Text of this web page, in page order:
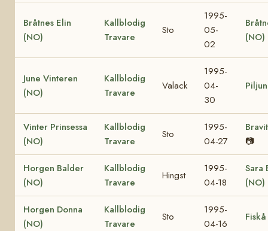
Bråtnes Elin
(NO)
Kallblodig
Travare
Sto
1995-
05-
02
(NO)
June Vinteren
(NO)
Kallblodig
Travare
Valack
1995-
04-
30
Vinter Prinsessa
(NO)
Kallblodig
Travare
Sto
1995-
04-27
📷
Horgen Balder
(NO)
Kallblodig
Travare
Hingst
1995-
04-18
Sara
(NO)
Horgen Donna
(NO)
Kallblodig
Travare
Sto
1995-
04-16